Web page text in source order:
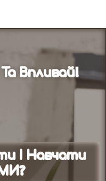
Впливай!
І Навчати